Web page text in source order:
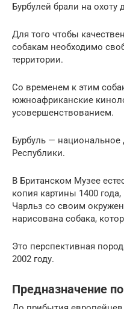
Бурбулей брали на
Для того чтобы
собакам необходимо
территории.
Со временем к этим
южноафриканские
усовершенствованием.
Бурбуль —
Республики.
В Британском Музее
копия картины 1400
Чарльз со своим
нарисована собака,
Это перспективная
2002 году.
Предназначение